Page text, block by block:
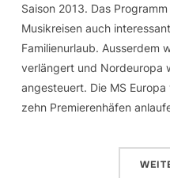
Saison 2013. Das
Musikreisen auch
Familienurlaub. Ausserdem
verlängert und Nordeuropa
angesteuert. Die MS
zehn Premierenhäfen